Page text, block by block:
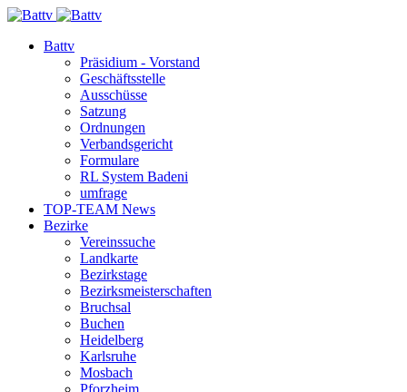
Battv
Präsidium - Vorstand
Geschäftsstelle
Ausschüsse
Satzung
Ordnungen
Verbandsgericht
Formulare
RL System Badeni
umfrage
TOP-TEAM News
Bezirke
Vereinssuche
Landkarte
Bezirkstage
Bezirksmeisterschaften
Bruchsal
Buchen
Heidelberg
Karlsruhe
Mosbach
Pforzheim